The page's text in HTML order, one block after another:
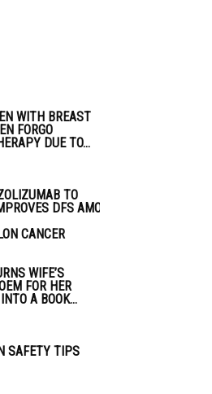
WITH BREAST
FORGO
DUE TO...
TO
DFS AMONG PATIENTS
CANCER
WIFE’S
FOR HER
A BOOK...
SAFETY TIPS